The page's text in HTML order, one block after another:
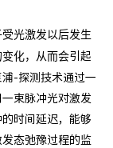
光激发以后发生
化，从而会引起
-探测技术通过一
束脉冲光对激发
时间延迟，能够
发态弛豫过程的监